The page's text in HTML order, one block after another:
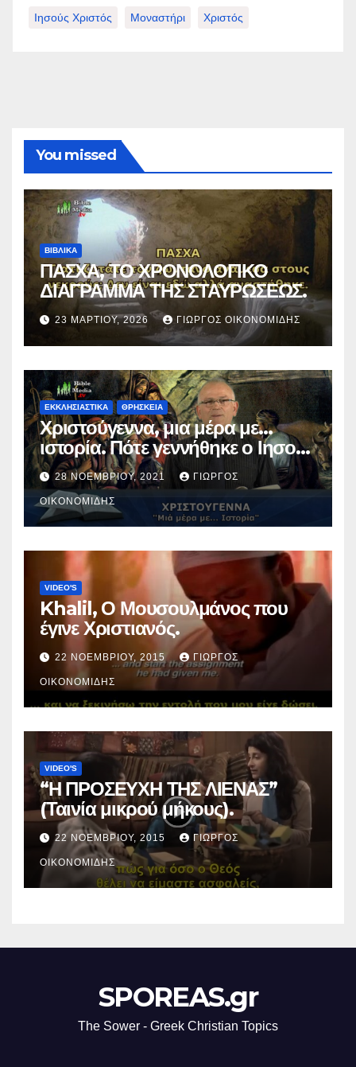
Ιησούς Χριστός Μοναστήρι Χριστός
You missed
ΒΙΒΛΙΚΑ
ΠΑΣΧΑ, ΤΟ ΧΡΟΝΟΛΟΓΙΚΟ
ΔΙΑΓΡΑΜΜΑ ΤΗΣ ΣΤΑΥΡΩΣΕΩΣ.
23 ΜΑΡΤΊΟΥ, 2026 ΓΙΏΡΓΟΣ ΟΙΚΟΝΟΜΊΔΗΣ
ΕΚΚΛΗΣΙΑΣΤΙΚΑ ΘΡΗΣΚΕΙΑ
Χριστούγεννα, μια μέρα με…
ιστορία. Πότε γεννήθηκε ο Ιησούς
Χριστός; (Βίντεο).
28 ΝΟΕΜΒΡΊΟΥ, 2021 ΓΙΏΡΓΟΣ
ΟΙΚΟΝΟΜΊΔΗΣ
VIDEO'S
Khalil, Ο Μουσουλμάνος που
έγινε Χριστιανός.
22 ΝΟΕΜΒΡΊΟΥ, 2015 ΓΙΏΡΓΟΣ
ΟΙΚΟΝΟΜΊΔΗΣ
VIDEO'S
“Η ΠΡΟΣΕΥΧΗ ΤΗΣ ΛΙΕΝΑΣ”
(Ταινία μικρού μήκους).
22 ΝΟΕΜΒΡΊΟΥ, 2015 ΓΙΏΡΓΟΣ
ΟΙΚΟΝΟΜΊΔΗΣ
SPOREAS.gr
The Sower - Greek Christian Topics